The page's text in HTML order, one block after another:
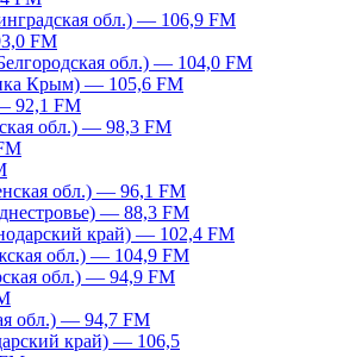
обл.) — 106,9 FM
FM
обл.) — 104,0 FM
Крым) — 105,6 FM
92,1 FM
обл.) — 98,3 FM
обл.) — 96,1 FM
— 88,3 FM
край) — 102,4 FM
обл.) — 104,9 FM
обл.) — 94,9 FM
обл.) — 94,7 FM
край) — 106,5